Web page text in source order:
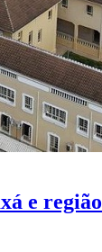
e região